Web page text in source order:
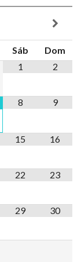
Sáb
Dom
1
2
8 9
15 16
22 23
29 30